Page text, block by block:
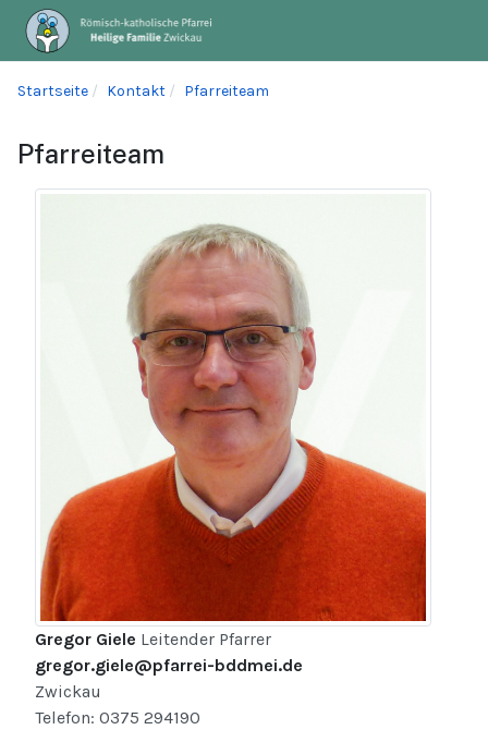
Startseite Kontakt Pfarreiteam
Pfarreiteam
Gregor Giele Leitender Pfarrer
gregor.giele@pfarrei-bddmei.de
Zwickau
Telefon: 0375 294190